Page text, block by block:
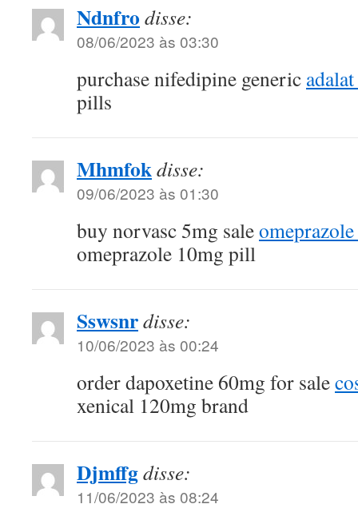
Ndnfro disse:
08/06/2023 às 03:30
purchase nifedipine generic
pills
Mhmfokdisse:
09/06/2023 às 01:30
buy norvasc 5mg sale
omeprazole 10mg pill
Sswsnrdisse:
10/06/2023 às 00:24
order dapoxetine 60mg for sale
xenical 120mg brand
Djmffgdisse:
11/06/2023 às 08:24